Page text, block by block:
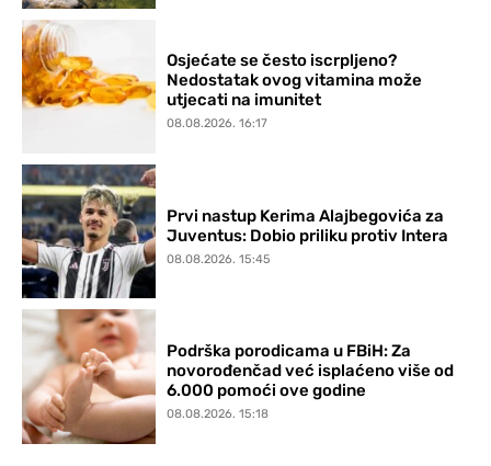
Osjećate se često iscrpljeno?
Nedostatak ovog vitamina može
utjecati na imunitet
08.08.2026. 16:17
Prvi nastup Kerima Alajbegovića za
Juventus: Dobio priliku protiv Intera
08.08.2026. 15:45
Podrška porodicama u FBiH: Za
novorođenčad već isplaćeno više od
6.000 pomoći ove godine
08.08.2026. 15:18